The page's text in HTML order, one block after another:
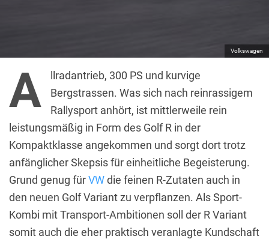
Volkswagen
A
llradantrieb, 300 PS und kurvige
Bergstrassen. Was sich nach reinrassigem
Rallysport anhört, ist mittlerweile rein
leistungsmäßig in Form des Golf R in der
Kompaktklasse angekommen und sorgt dort trotz
anfänglicher Skepsis für einheitliche Begeisterung.
Grund genug fürVWdie feinen R-Zutaten auch in
den neuen Golf Variant zu verpflanzen. Als Sport-
Kombi mit Transport-Ambitionen soll der R Variant
somit auch die eher praktisch veranlagte Kundschaft